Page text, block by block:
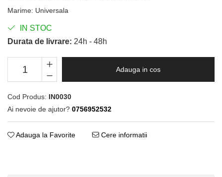
Marime: Universala
IN STOC
Durata de livrare: 24h - 48h
Adauga in cos
Cod Produs: IN0030
Ai nevoie de ajutor? 0756952532
Adauga la Favorite Cere informatii